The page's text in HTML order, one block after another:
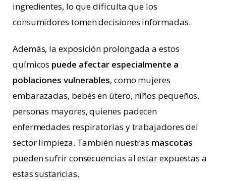
ingredientes, lo que dificulta que los
consumidores tomen decisiones informadas.
Además, la exposición prolongada a estos
químicos puede afectar especialmente a
poblaciones vulnerables, como mujeres
embarazadas, bebés en útero, niños pequeños,
personas mayores, quienes padecen
enfermedades respiratorias y trabajadores del
sector limpieza. También nuestras mascotas
pueden sufrir consecuencias al estar expuestas a
estas sustancias.